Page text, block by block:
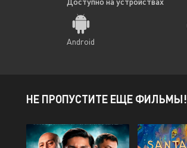
Android
НЕ ПРОПУСТИТЕ ЕЩЕ ФИЛЬМЫ!